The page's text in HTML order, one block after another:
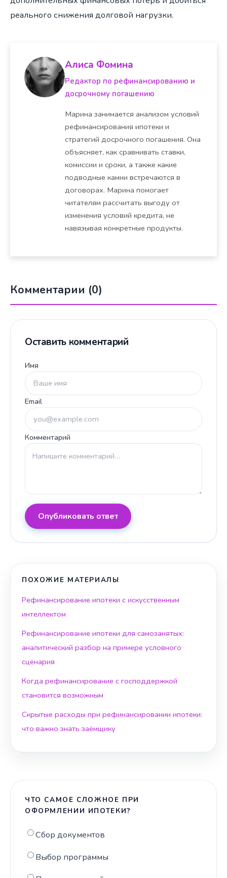
реального снижения долговой нагрузки.
Алиса Фомина
Редактор по рефинансированию и
досрочному погашению
Марина занимается анализом условий
рефинансирования ипотеки и
стратегий досрочного погашения. Она
объясняет, как сравнивать ставки,
комиссии и сроки, а также какие
подводные камни встречаются в
договорах. Марина помогает
читателям рассчитать выгоду от
изменения условий кредита, не
навязывая конкретные продукты.
Комментарии (0)
Оставить комментарий
Имя
Email
Комментарий
Опубликовать ответ
ПОХОЖИЕ МАТЕРИАЛЫ
Рефинансирование ипотеки с искусственным
интеллектом
Рефинансирование ипотеки для самозанятых:
аналитический разбор на примере условного
сценария
Когда рефинансирование с господдержкой
становится возможным
Скрытые расходы при рефинансировании ипотеки:
что важно знать заёмщику
ЧТО САМОЕ СЛОЖНОЕ ПРИ
ОФОРМЛЕНИИ ИПОТЕКИ?
Сбор документов
Выбор программы